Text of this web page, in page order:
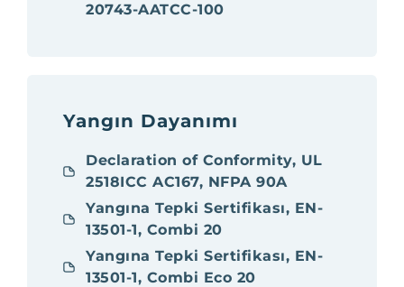
20743-AATCC-100
Yangın Dayanımı
Declaration of Conformity, UL
2518ICC AC167, NFPA 90A
Yangına Tepki Sertifikası, EN-
13501-1, Combi 20
Yangına Tepki Sertifikası, EN-
13501-1, Combi Eco 20